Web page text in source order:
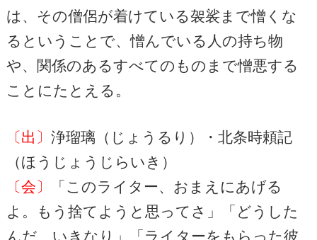
は、その僧侶が着けている袈裟まで憎くな
るということで、憎んでいる人の持ち物
や、関係のあるすべてのものまで憎悪する
ことにたとえる。
〔出〕 浄瑠璃（じょうるり）・北条時頼記
（ほうじょうじらいき）
〔会〕
「このライター、おまえにあげる
よ。もう捨てようと思ってさ」「どうした
んだ、いきなり」「ライターをもらった彼